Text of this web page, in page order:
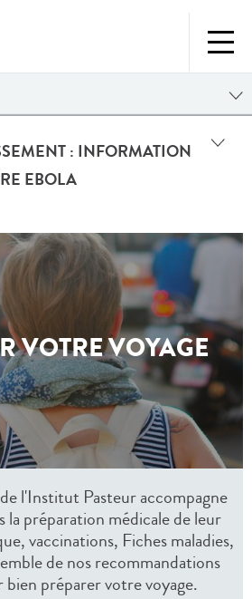
: INFORMATION
EBOLA
VOTRE VOYAGE
l'Institut Pasteur accompagne
la préparation médicale de leur
vaccinations, Fiches maladies,
de nos recommandations
bien préparer votre voyage.